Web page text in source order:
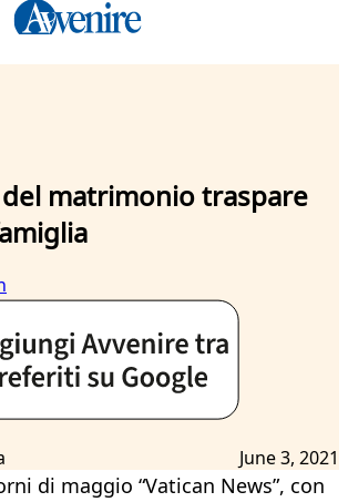
del matrimonio traspare
June 3, 2021
di maggio “Vatican News”, con